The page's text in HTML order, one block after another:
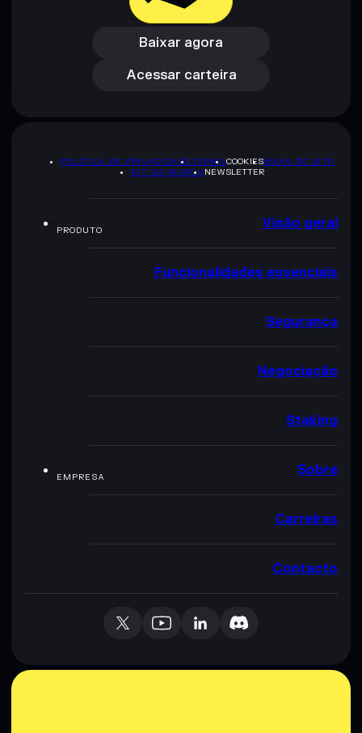
Baixar agora
Baixar agora
Acessar carteira
Acessar carteira
POLÍTICA DE PRIVACIDADETERMSCOOKIESMAPA DO SITE
KIT DA MARCA NEWSLETTER
PRODUTO Visão geral
Funcionalidades essenciais
Segurança
Negociação
Staking
EMPRESA Sobre
Carreiras
Contacto